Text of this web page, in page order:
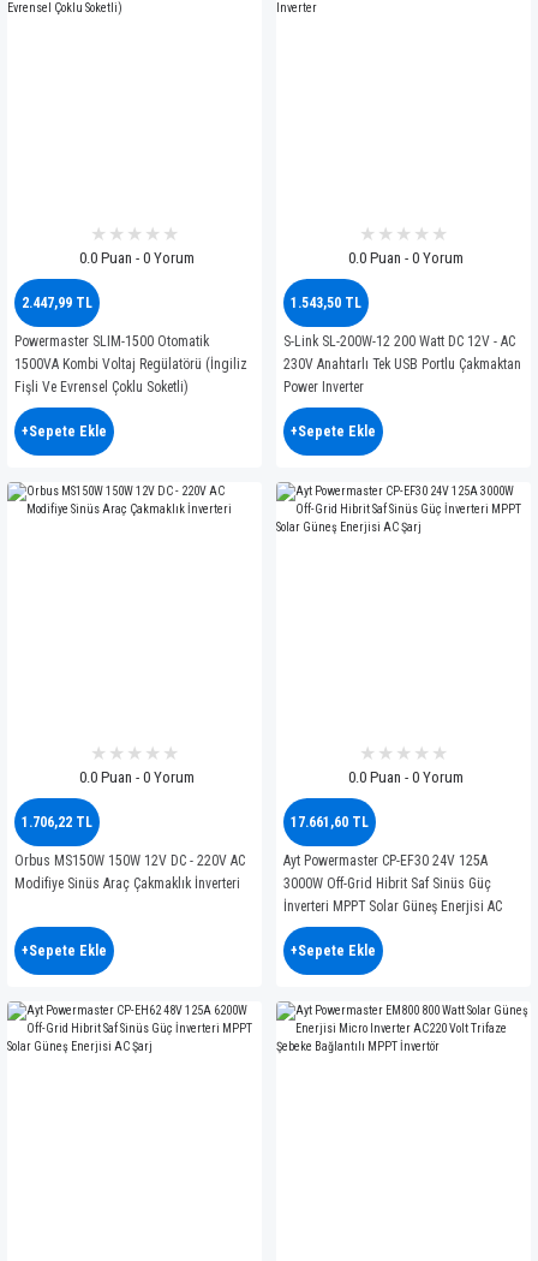
0.0 Puan - 0 Yorum
2.447,99 TL
Powermaster SLIM-1500 Otomatik
1500VA Kombi Voltaj Regülatörü (İngiliz
Fişli Ve Evrensel Çoklu Soketli)
+Sepete Ekle
0.0 Puan - 0 Yorum
1.543,50 TL
S-Link SL-200W-12 200 Watt DC 12V - AC
230V Anahtarlı Tek USB Portlu Çakmaktan
Power Inverter
+Sepete Ekle
0.0 Puan - 0 Yorum
1.706,22 TL
Orbus MS150W 150W 12V DC - 220V AC
Modifiye Sinüs Araç Çakmaklık İnverteri
+Sepete Ekle
0.0 Puan - 0 Yorum
17.661,60 TL
Ayt Powermaster CP-EF30 24V 125A
3000W Off-Grid Hibrit Saf Sinüs Güç
İnverteri MPPT Solar Güneş Enerjisi AC
Şarj
+Sepete Ekle